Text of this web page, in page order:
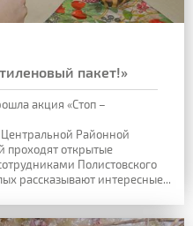
пакет!»
акция «Стоп –
Районной
проходят открытые
Полистовского
рассказывают интересные...